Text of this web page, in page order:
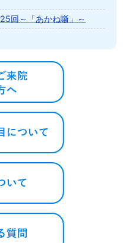
回～「あかね噺」～